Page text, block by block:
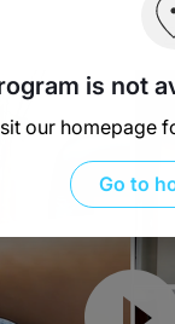
Resume
is not
our homepage
Go to